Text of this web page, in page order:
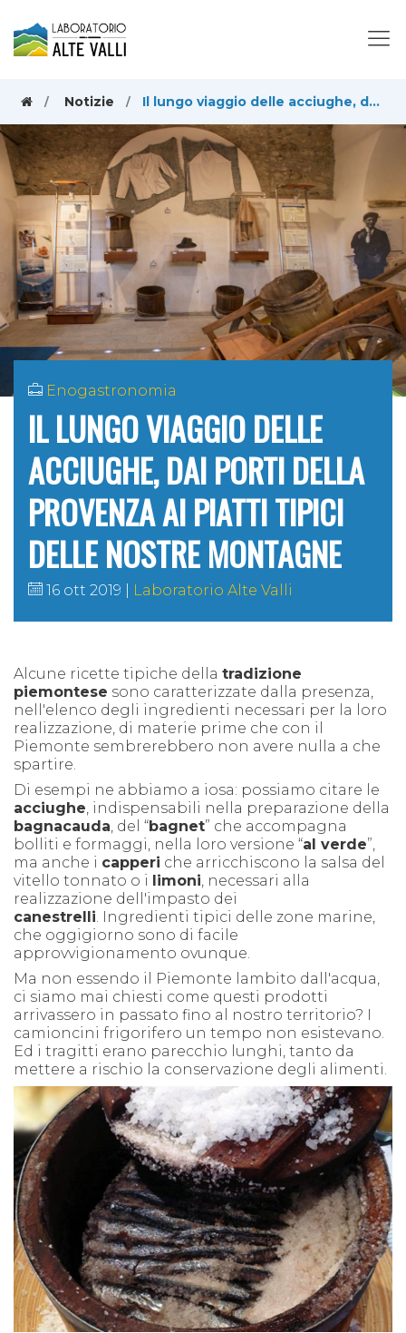
Notizie Il lungo viaggio delle acciughe, dai porti della Provenza ai piatti tipici delle nostre montagne
Enogastronomia
IL LUNGO VIAGGIO DELLE
ACCIUGHE, DAI PORTI DELLA
PROVENZA AI PIATTI TIPICI
DELLE NOSTRE MONTAGNE
16 ott 2019 Laboratorio Alte Valli
Alcune ricette tipiche della tradizione
piemontese sono caratterizzate dalla presenza,
nell'elenco degli ingredienti necessari per la loro
realizzazione, di materie prime che con il
Piemonte sembrerebbero non avere nulla a che
spartire.
Di esempi ne abbiamo a iosa: possiamo citare le
acciughe , indispensabili nella preparazione della
bagnacauda , del “bagnet” che accompagna
bolliti e formaggi, nella loro versione “al verde”,
ma anche i capperi che arricchiscono la salsa del
vitello tonnato o i limoni , necessari alla
realizzazione dell'impasto dei
canestrelli . Ingredienti tipici delle zone marine,
che oggigiorno sono di facile
approvvigionamento ovunque.
Ma non essendo il Piemonte lambito dall'acqua,
ci siamo mai chiesti come questi prodotti
arrivassero in passato fino al nostro territorio? I
camioncini frigorifero un tempo non esistevano.
Ed i tragitti erano parecchio lunghi, tanto da
mettere a rischio la conservazione degli alimenti.